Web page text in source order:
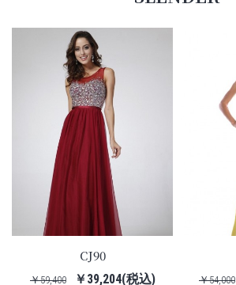
CJ90
￥59,400 ￥39,204(税込) ￥54,000